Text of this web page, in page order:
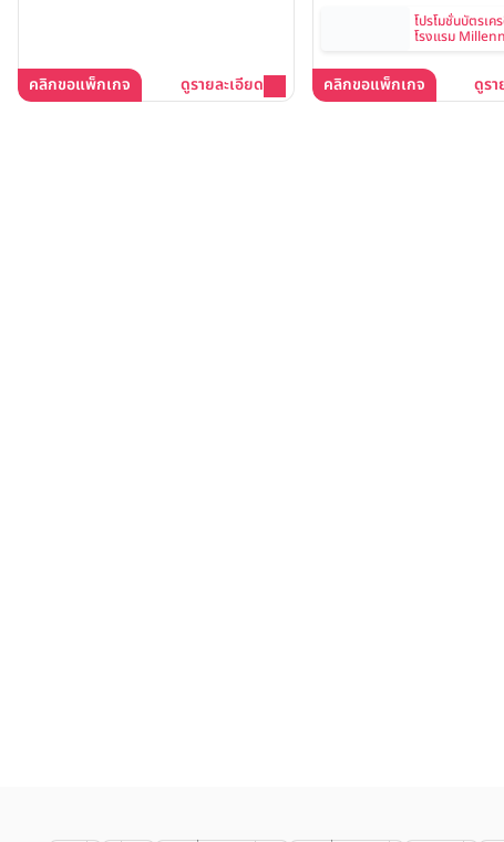
คลิกขอแพ็กเกจ ดูรายละเอียด
โปรโมชั่นบัตรเค
โรงแรม
คลิกขอแพ็กเกจ ดูรา